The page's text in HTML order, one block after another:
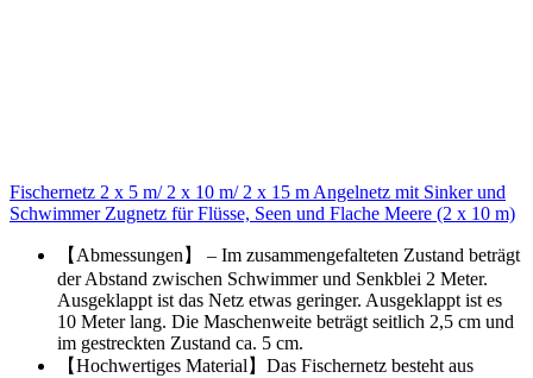
Fischernetz 2 x 5 m/ 2 x 10 m/ 2 x 15 m Angelnetz mit Sinker und
Schwimmer Zugnetz für Flüsse, Seen und Flache Meere (2 x 10 m)
【Abmessungen】 – Im zusammengefalteten Zustand beträgt
der Abstand zwischen Schwimmer und Senkblei 2 Meter.
Ausgeklappt ist das Netz etwas geringer. Ausgeklappt ist es
10 Meter lang. Die Maschenweite beträgt seitlich 2,5 cm und
im gestreckten Zustand ca. 5 cm.
【Hochwertiges Material】Das Fischernetz besteht aus